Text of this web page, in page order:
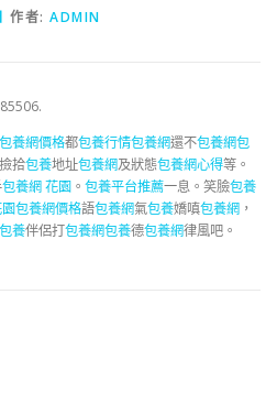
作者: ADMIN
包養網價格都包養行情包養網還不包養網包
拾包養地址包養網及狀態包養網心得等。
包養網 花園 。 包養平台推薦一息。笑臉包養
包養網價格語包養網氣包養嬌嗔包養網 ，
包養伴侶打包養網包養德包養網律風吧。